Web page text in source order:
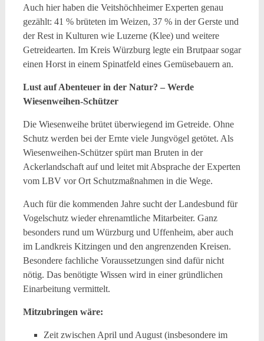
Auch hier haben die Veitshöchheimer Experten genau
gezählt: 41 % brüteten im Weizen, 37 % in der Gerste und
der Rest in Kulturen wie Luzerne (Klee) und weitere
Getreidearten. Im Kreis Würzburg legte ein Brutpaar sogar
einen Horst in einem Spinatfeld eines Gemüsebauern an.
Lust auf Abenteuer in der Natur? – Werde
Wiesenweihen-Schützer
Die Wiesenweihe brütet überwiegend im Getreide. Ohne
Schutz werden bei der Ernte viele Jungvögel getötet. Als
Wiesenweihen-Schützer spürt man Bruten in der
Ackerlandschaft auf und leitet mit Absprache der Experten
vom LBV vor Ort Schutzmaßnahmen in die Wege.
Auch für die kommenden Jahre sucht der Landesbund für
Vogelschutz wieder ehrenamtliche Mitarbeiter. Ganz
besonders rund um Würzburg und Uffenheim, aber auch
im Landkreis Kitzingen und den angrenzenden Kreisen.
Besondere fachliche Voraussetzungen sind dafür nicht
nötig. Das benötigte Wissen wird in einer gründlichen
Einarbeitung vermittelt.
Mitzubringen wäre:
Zeit zwischen April und August (insbesondere im